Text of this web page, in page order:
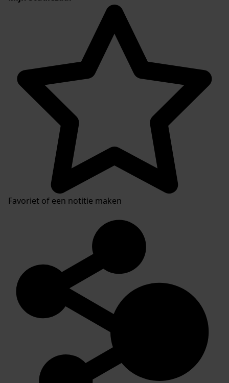
Favoriet of een notitie maken